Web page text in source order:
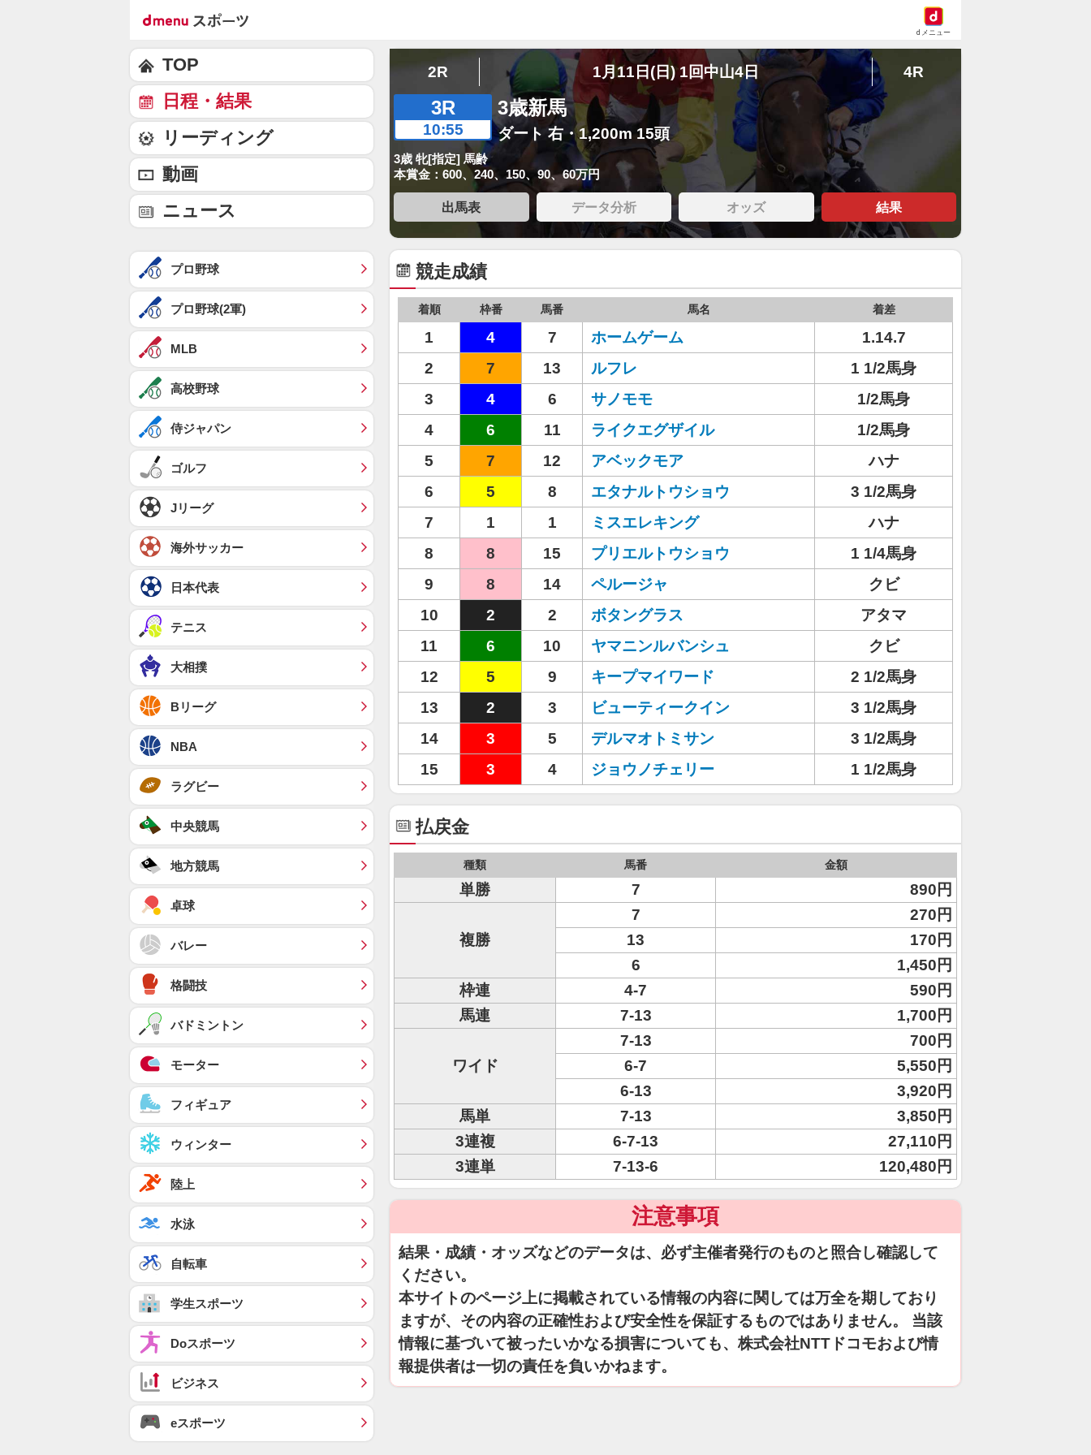
dメニュー
2R 1月11日(日) 1回中山4日 4R
3R
10:55
3歳新馬
ダート 右・1,200m 15頭
3歳 牝[指定] 馬齢
本賞金：600、240、150、90、60万円
出馬表 データ分析 オッズ 結果
競走成績
着順 枠番 馬番 馬名 着差
1 4 7 ホームゲーム
1.14.7
2
7 13 ルフレ
1 1/2馬身
3
4 6 サノモモ
1/2馬身
4
6 11 ライクエグザイル
1/2馬身
5
7 12 アベックモア
ハナ
6
5 8 エタナルトウショウ
3 1/2馬身
7
1 1 ミスエレキング
ハナ
8
8 15 プリエルトウショウ
1 1/4馬身
9
8 14 ペルージャ
クビ
10
2 2 ボタングラス
アタマ
11
6 10 ヤマニンルバンシュ
クビ
12
5 9 キープマイワード
2 1/2馬身
13
2 3 ビューティークイン
3 1/2馬身
14
3 5 デルマオトミサン
3 1/2馬身
15
3 4 ジョウノチェリー 1 1/2馬身
払戻金
種類 馬番 金額
単勝 7 890円
複勝
7
270円
13
170円
6
1,450円
枠連
4-7
590円
馬連
7-13 1,700円
ワイド
7-13
700円
6-7
5,550円
6-13
3,920円
馬単
7-13
3,850円
3連複
6-7-13
27,110円
3連単
7-13-6 120,480円
注意事項
結果・成績・オッズなどのデータは、必ず主催者発行のものと照合し確認して
ください。
本サイトのページ上に掲載されている情報の内容に関しては万全を期しており
ますが、その内容の正確性および安全性を保証するものではありません。 当該
情報に基づいて被ったいかなる損害についても、株式会社NTTドコモおよび情
報提供者は一切の責任を負いかねます。
TOP
日程・結果
リーディング
動画
ニュース
プロ野球
プロ野球(2軍)
MLB
高校野球
侍ジャパン
ゴルフ
Jリーグ
海外サッカー
日本代表
テニス
大相撲
Bリーグ
NBA
ラグビー
中央競馬
地方競馬
卓球
バレー
格闘技
バドミントン
モーター
フィギュア
ウィンター
陸上
水泳
自転車
学生スポーツ
Doスポーツ
ビジネス
eスポーツ